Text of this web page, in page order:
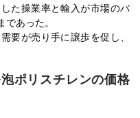
た操業率と輸入が市場のバ
あった。
要が売り手に譲歩を促し、
ポリスチレンの価格